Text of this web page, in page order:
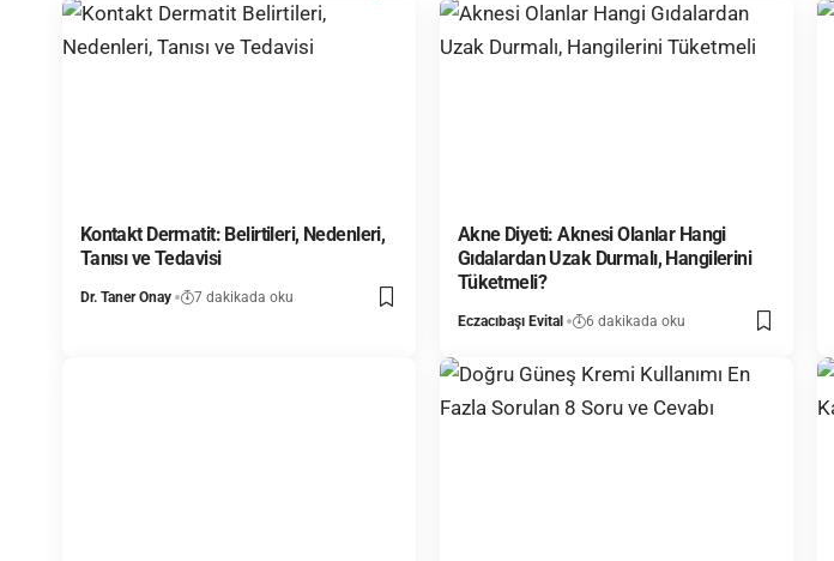
Kontakt Dermatit: Belirtileri, Nedenleri,
Tanısı ve Tedavisi
Dr. Taner Onay 7 dakikada oku
Akne Diyeti: Aknesi Olanlar Hangi
Gıdalardan Uzak Durmalı, Hangilerini
Tüketmeli?
Eczacıbaşı Evital 6 dakikada oku